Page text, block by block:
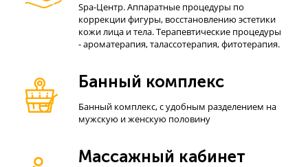
Spa-Центр. Аппаратные процедуры по
коррекции фигуры, восстановлению эстетики
кожи лица и тела. Терапевтические процедуры
- ароматерапия, талассотерапия, фитотерапия.
Банный комплекс
Банный комплекс, с удобным разделением на
мужскую и женскую половину
Массажный кабинет